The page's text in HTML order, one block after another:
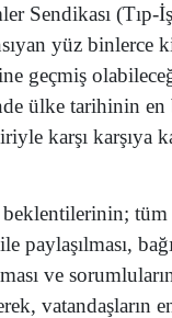
Sendikası (Tıp-
yüz binlerce
geçmiş
ülke tarihinin
karşı karşıya
tüm
paylaşılması,
ve
vatandaşların